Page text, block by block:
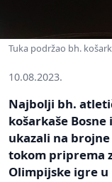
Tuka podržao bh.
10.08.2023.
Najbolji bh.
košarkaše
ukazali na
tokom priprema
Olimpijske igre u